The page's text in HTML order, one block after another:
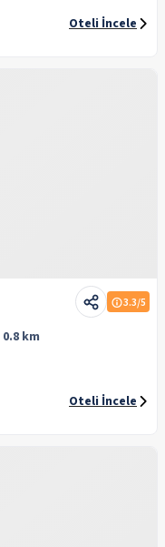
Oteli İncele
3.3/5
0.8 km
Oteli İncele